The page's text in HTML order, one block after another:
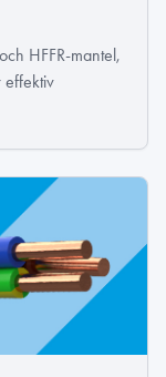
HFFR-mantel,
effektiv